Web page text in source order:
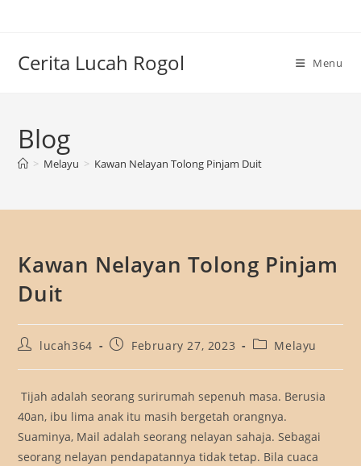
Cerita Lucah Rogol Menu
Blog
> Melayu > Kawan Nelayan Tolong Pinjam Duit
Kawan Nelayan Tolong Pinjam
Duit
Postlucah364
PostFebruary 27, 2023
PostMelayu
Tijah adalah seorang surirumah sepenuh masa. Berusia
40an, ibu lima anak itu masih bergetah orangnya.
Suaminya, Mail adalah seorang nelayan sahaja. Sebagai
seorang nelayan pendapatannya tidak tetap. Bila cuaca